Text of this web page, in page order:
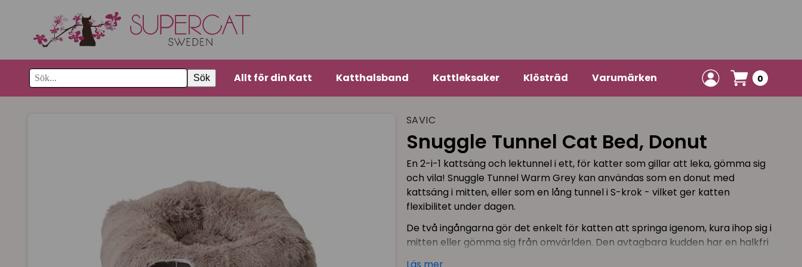
Sök Allt för din Katt Katthalsband Kattleksaker Klösträd Varumärken 0
SAVIC
Snuggle Tunnel Cat Bed, Donut
En 2-i-1 kattsäng och lektunnel i ett, för katter som gillar att leka, gömma sig
och vila! Snuggle Tunnel Warm Grey kan användas som en donut med
kattsäng i mitten, eller som en lång tunnel i S-krok - vilket ger katten
flexibilitet under dagen.
De två ingångarna gör det enkelt för katten att springa igenom, kura ihop sig i
mitten eller gömma sig från omvärlden. Den avtagbara kudden har en halkfri